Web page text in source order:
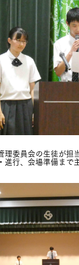
理委員会の生徒が担
進行、会場準備まで